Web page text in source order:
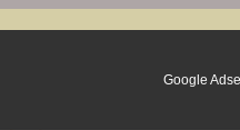
Google